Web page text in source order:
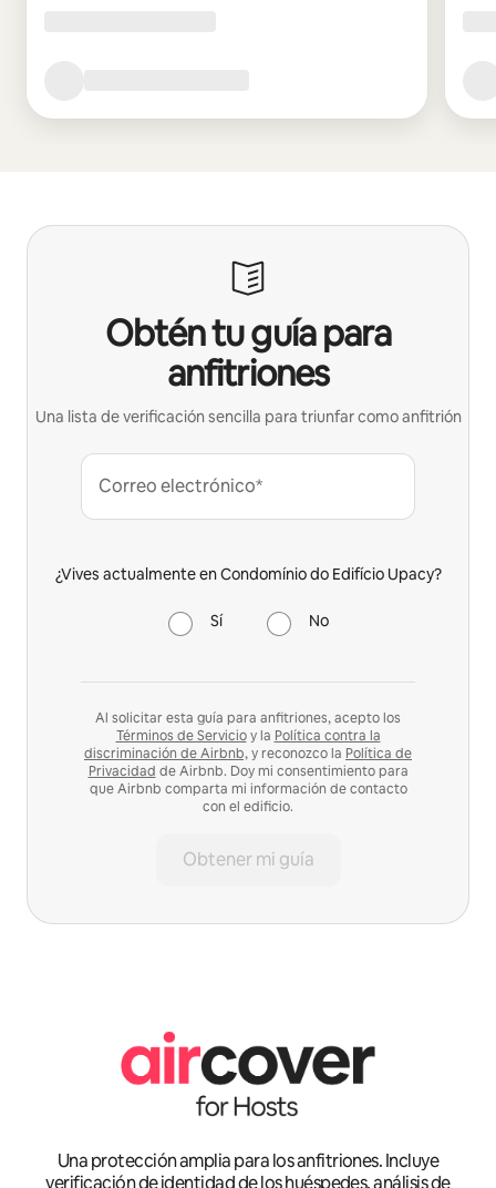
Obtén tu guía para
anfitriones
Una lista de verificación sencilla para triunfar como anfitrión
Correo electrónico*
¿Vives actualmente en Condomínio do Edifício Upacy?
Sí No
Al solicitar esta guía para anfitriones, acepto los
Términos de Servicioy la Política contra la
discriminación de Airbnb,y reconozco la Política de
Privacidad de Airbnb. Doy mi consentimiento para
que Airbnb comparta mi información de contacto
con el edificio.
Obtener mi guía
Una protección amplia para los anfitriones. Incluye